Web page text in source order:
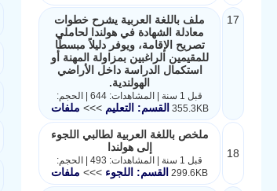
17
ملف باللغة العربية يشرح خطوات
معادلة الشهادة في هولندا لحاملي
تصريح الإقامة، ويوفر دليلاً مبسطًا
للمقيمين الراغبين بمزاولة المهنة أو
استكمال الدراسة داخل الأراضي
الهولندية.
قبل 1 سنة | المشاهدات: 644 | الحجم:
355.3KB القسم: التعليم>>> ملفات
18
ملخص باللغة العربية لطالبي اللجوء
إلى هولندا
قبل 1 سنة | المشاهدات: 493 | الحجم:
299.6KB القسم: اللجوء >>> ملفات